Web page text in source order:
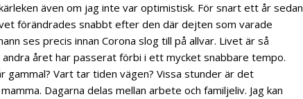
även om jag inte var optimistisk. För snart ett år sedan
förändrades snabbt efter den där dejten som varade
ses precis innan Corona slog till på allvar. Livet är så
året har passerat förbi i ett mycket snabbare tempo.
gammal? Vart tar tiden vägen? Vissa stunder är det
Dagarna delas mellan arbete och familjeliv. Jag kan